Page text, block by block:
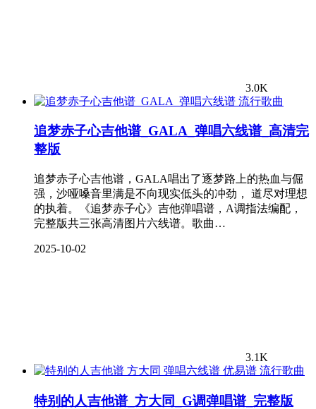
3.0K
流行歌曲
追梦赤子心吉他谱_GALA_弹唱六线谱_高清完
整版
追梦赤子心吉他谱，GALA唱出了逐梦路上的热血与倔
强，沙哑嗓音里满是不向现实低头的冲劲， 道尽对理想
的执着。《追梦赤子心》吉他弹唱谱，A调指法编配，
完整版共三张高清图片六线谱。歌曲…
2025-10-02
3.1K
流行歌曲
特别的人吉他谱_方大同_G调弹唱谱_完整版